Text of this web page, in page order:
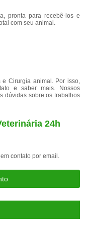
pronta para recebê-los e
com seu animal.
e Cirurgia animal. Por isso,
e saber mais. Nossos
dúvidas sobre os trabalhos
24h
contato por email.